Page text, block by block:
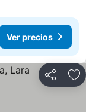
Ver precios
Compartir